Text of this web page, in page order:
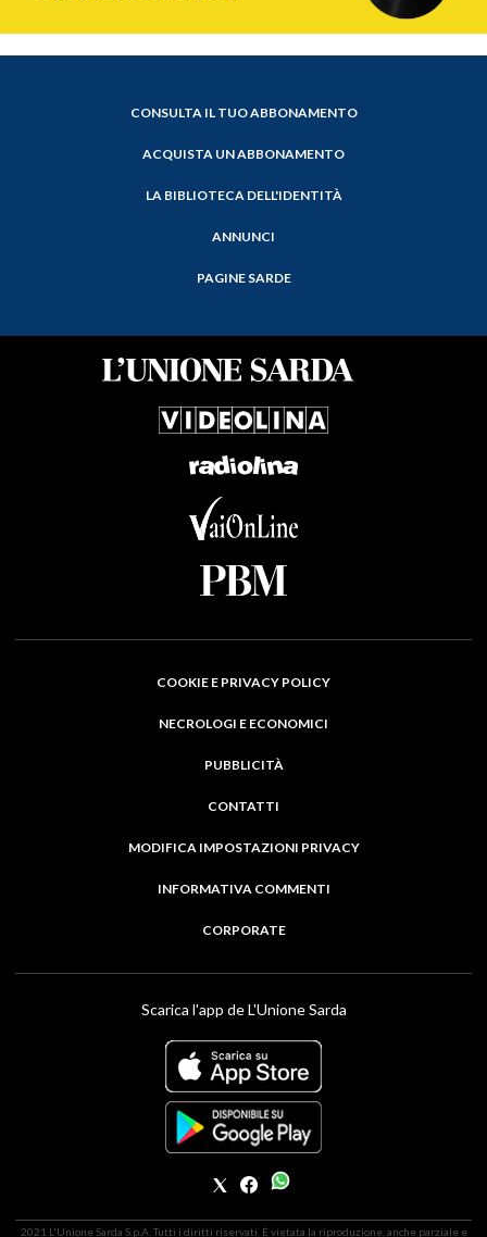
CONSULTA IL TUO ABBONAMENTO
ACQUISTA UN ABBONAMENTO
LA BIBLIOTECA DELL'IDENTITÀ
ANNUNCI
PAGINE SARDE
COOKIE E PRIVACY POLICY
NECROLOGI E ECONOMICI
PUBBLICITÀ
CONTATTI
MODIFICA IMPOSTAZIONI PRIVACY
INFORMATIVA COMMENTI
CORPORATE
Scarica l'app de L'Unione Sarda
2021 L'Unione Sarda S.p.A. Tutti i diritti riservati. É vietata la riproduzione, anche parziale e